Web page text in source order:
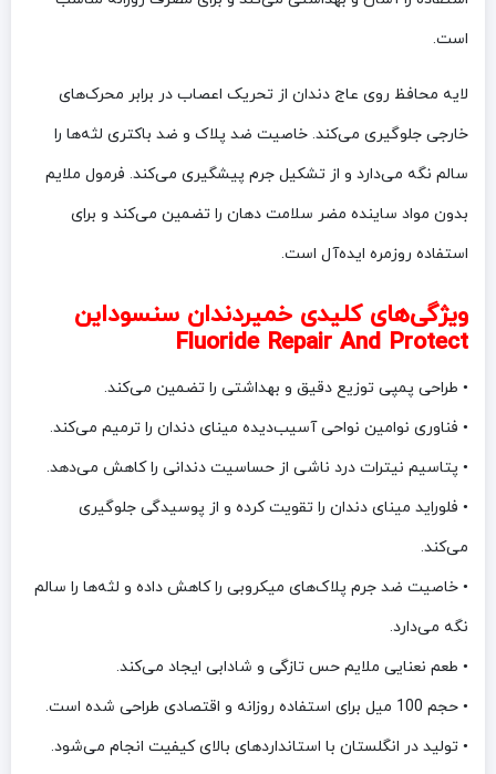
است.
لایه محافظ روی عاج دندان از تحریک اعصاب در برابر محرک‌های
خارجی جلوگیری می‌کند. خاصیت ضد پلاک و ضد باکتری لثه‌ها را
سالم نگه می‌دارد و از تشکیل جرم پیشگیری می‌کند. فرمول ملایم
بدون مواد ساینده مضر سلامت دهان را تضمین می‌کند و برای
استفاده روزمره ایده‌آل است.
ویژگی‌های کلیدی خمیردندان سنسوداین
Fluoride Repair And Protect
• طراحی پمپی توزیع دقیق و بهداشتی را تضمین می‌کند.
• فناوری نوامین نواحی آسیب‌دیده مینای دندان را ترمیم می‌کند.
• پتاسیم نیترات درد ناشی از حساسیت دندانی را کاهش می‌دهد.
• فلوراید مینای دندان را تقویت کرده و از پوسیدگی جلوگیری
می‌کند.
• خاصیت ضد جرم پلاک‌های میکروبی را کاهش داده و لثه‌ها را سالم
نگه می‌دارد.
• طعم نعنایی ملایم حس تازگی و شادابی ایجاد می‌کند.
• حجم 100 میل برای استفاده روزانه و اقتصادی طراحی شده است.
• تولید در انگلستان با استانداردهای بالای کیفیت انجام می‌شود.